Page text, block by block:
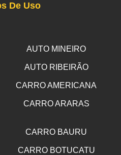
De Uso
AUTO MINEIRO
AUTO RIBEIRÃO
CARRO AMERICANA
CARRO ARARAS
CARRO BAURU
CARRO BOTUCATU